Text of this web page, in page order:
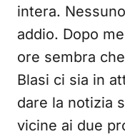
intera.
addio. Dopo
ore sembra
Blasi ci sia in
dare la notizia
vicine ai due